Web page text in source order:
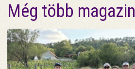
Még több magazin